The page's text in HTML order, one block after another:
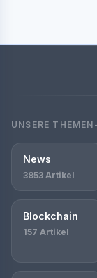
UNSERE
News
3853 Artikel
Blockchain
157 Artikel